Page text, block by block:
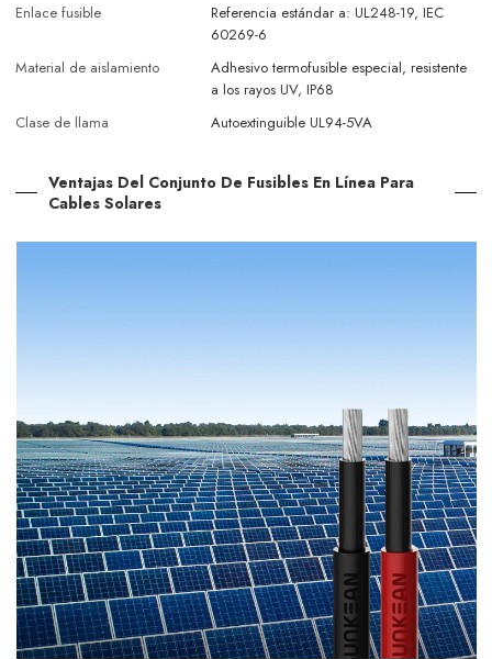
Enlace fusible
Referencia estándar a: UL248-19, IEC
60269-6
Material de aislamiento
Adhesivo termofusible especial, resistente
a los rayos UV, IP68
Clase de llama
Autoextinguible UL94-5VA
Ventajas Del Conjunto De Fusibles En Línea Para
Cables Solares